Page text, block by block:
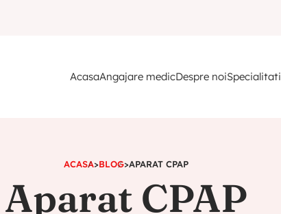
AcasaAngajare medicDespre noiSpecialitati
ACASA>BLOG>APARAT CPAP
Aparat CPAP